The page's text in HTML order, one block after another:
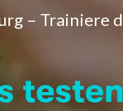
– Trainiere